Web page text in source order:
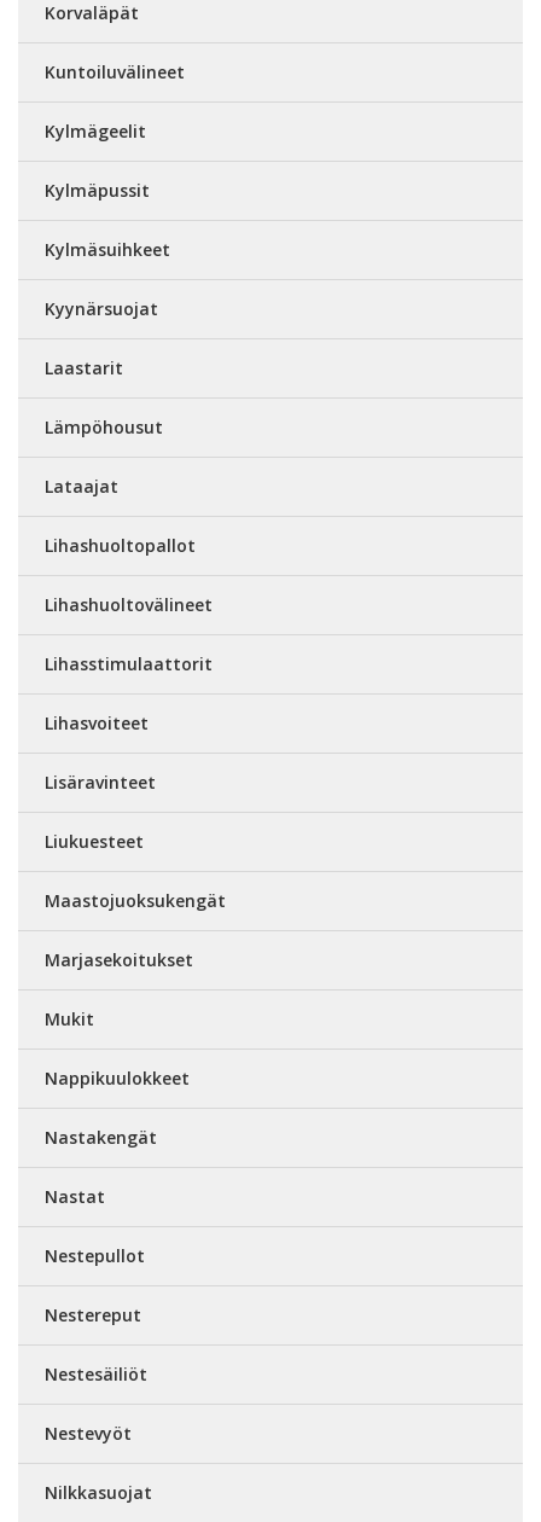
Korvaläpät
Kuntoiluvälineet
Kylmägeelit
Kylmäpussit
Kylmäsuihkeet
Kyynärsuojat
Laastarit
Lämpöhousut
Lataajat
Lihashuoltopallot
Lihashuoltovälineet
Lihasstimulaattorit
Lihasvoiteet
Lisäravinteet
Liukuesteet
Maastojuoksukengät
Marjasekoitukset
Mukit
Nappikuulokkeet
Nastakengät
Nastat
Nestepullot
Nestereput
Nestesäiliöt
Nestevyöt
Nilkkasuojat